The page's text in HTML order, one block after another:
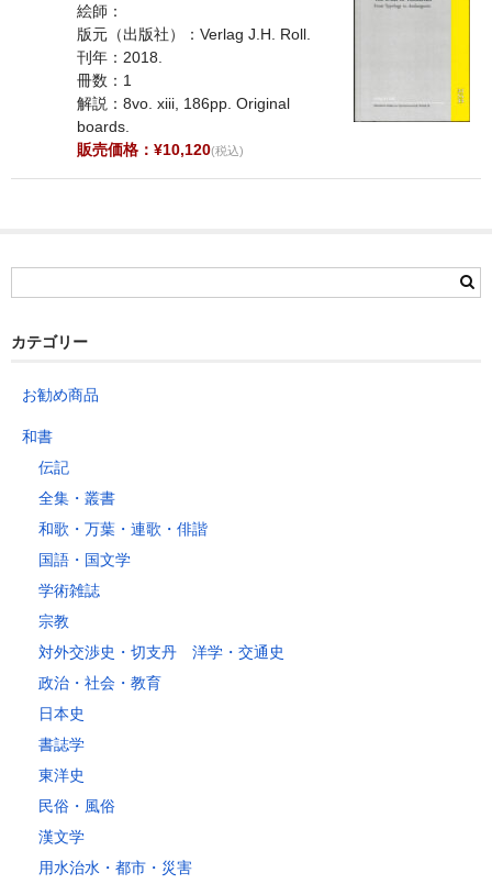
絵師：
版元（出版社）：Verlag J.H. Roll.
刊年：2018.
冊数：1
解説：8vo. xiii, 186pp. Original
boards.
販売価格：¥10,120(税込)
カテゴリー
お勧め商品
和書
伝記
全集・叢書
和歌・万葉・連歌・俳諧
国語・国文学
学術雑誌
宗教
対外交渉史・切支丹 洋学・交通史
政治・社会・教育
日本史
書誌学
東洋史
民俗・風俗
漢文学
用水治水・都市・災害